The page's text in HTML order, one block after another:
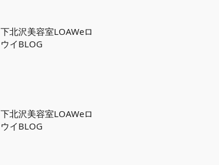
下北沢美容室LOAWeロ
ウイBLOG
下北沢美容室LOAWeロ
ウイBLOG